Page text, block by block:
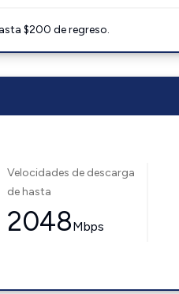
$200 de regreso.
Velocidades de descarga
de hasta
2048Mbps